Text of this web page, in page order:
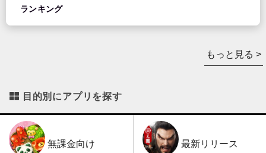
ランキング
もっと見る >
目的別にアプリを探す
無課金向け 最新リリース